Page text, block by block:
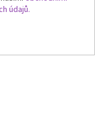
údajů.